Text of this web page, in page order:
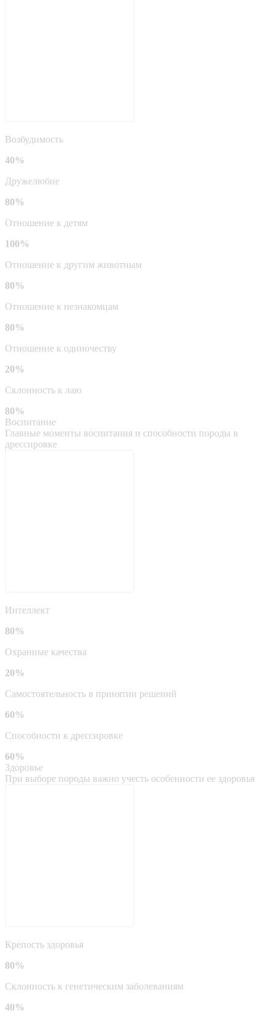
Возбудимость
40%
Дружелюбие
80%
Отношение к детям
100%
Отношение к другим животным
80%
Отношение к незнакомцам
80%
Отношение к одиночеству
20%
Склонность к лаю
80%
Воспитание
Главные моменты воспитания и способности породы в
дрессировке
Интеллект
80%
Охранные качества
20%
Самостоятельность в принятии решений
60%
Способности к дрессировке
60%
Здоровье
При выборе породы важно учесть особенности ее здоровья
Крепость здоровья
80%
Склонность к генетическим заболеваниям
40%